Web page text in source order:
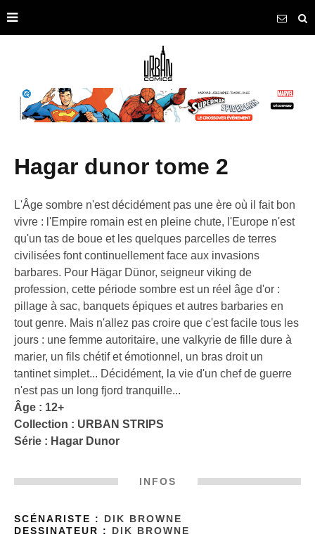
hagar dunor tome 2
L'Âge sombre n'est décidément pas une ère où il fait bon
vivre : l'Empire romain est en pleine chute, l'Europe n'est
qu'un tas de boue et les quelques parcelles de terres
civilisées font continuellement face aux invasions
barbares. Pour Hägar Dünor, seigneur viking de
profession, cette période sombre est un réel âge d'or :
pillage à sac, banquets épiques et autres barbaries en
tout genre. Mais n'allez pas croire que c'est facile tous les
jours : une femme autoritaire, une valkyrie de fille dure à
marier, un fils chétif et émotionnel, un bras droit un
tantinet simplet... Décidément, la vie d'un chef de guerre
n'est pas un long fjord tranquille...
Âge : 12+
Collection : URBAN STRIPS
Série : Hagar Dunor
INFOS
SCÉNARISTE :
DIK BROWNE
DESSINATEUR :
DIK BROWNE